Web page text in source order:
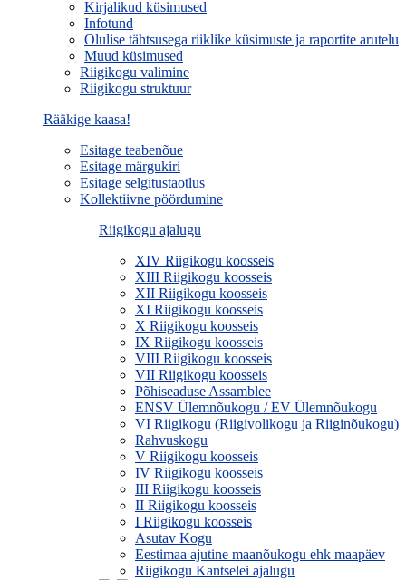
Kirjalikud küsimused
Infotund
Olulise tähtsusega riiklike küsimuste ja raportite arutelu
Muud küsimused
Riigikogu valimine
Riigikogu struktuur
Rääkige kaasa!
Esitage teabenõue
Esitage märgukiri
Esitage selgitustaotlus
Kollektiivne pöördumine
Riigikogu ajalugu
XIV Riigikogu koosseis
XIII Riigikogu koosseis
XII Riigikogu koosseis
XI Riigikogu koosseis
X Riigikogu koosseis
IX Riigikogu koosseis
VIII Riigikogu koosseis
VII Riigikogu koosseis
Põhiseaduse Assamblee
ENSV Ülemnõukogu / EV Ülemnõukogu
VI Riigikogu (Riigivolikogu ja Riiginõukogu)
Rahvuskogu
V Riigikogu koosseis
IV Riigikogu koosseis
III Riigikogu koosseis
II Riigikogu koosseis
I Riigikogu koosseis
Asutav Kogu
Eestimaa ajutine maanõukogu ehk maapäev
Riigikogu Kantselei ajalugu